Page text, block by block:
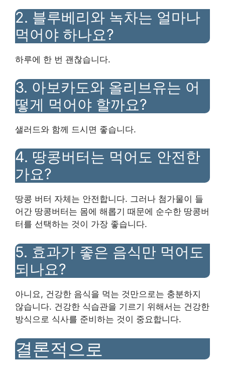
2. 블루베리와 녹차는 얼마나
먹어야 하나요?
하루에 한 번 괜찮습니다.
3. 아보카도와 올리브유는 어
떻게 먹어야 할까요?
샐러드와 함께 드시면 좋습니다.
4. 땅콩버터는 먹어도 안전한
가요?
땅콩 버터 자체는 안전합니다. 그러나 첨가물이 들
어간 땅콩버터는 몸에 해롭기 때문에 순수한 땅콩버
터를 선택하는 것이 가장 좋습니다.
5. 효과가 좋은 음식만 먹어도
되나요?
아니요, 건강한 음식을 먹는 것만으로는 충분하지
않습니다. 건강한 식습관을 기르기 위해서는 건강한
방식으로 식사를 준비하는 것이 중요합니다.
결론적으로